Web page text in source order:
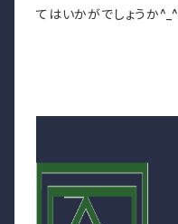
てはいかがでしょうか^_^